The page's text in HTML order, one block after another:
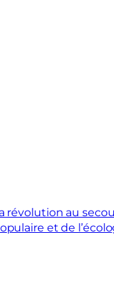
révolution au
et de